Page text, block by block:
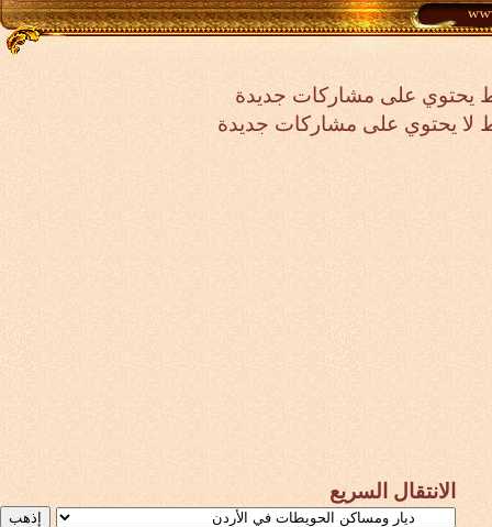
يحتوي على مشاركات جديدة
يحتوي على مشاركات جديدة
الانتقال السريع